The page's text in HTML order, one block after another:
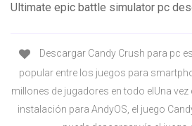
Ultimate epic battle simulator pc
Descargar Candy Crush para pc
popular entre los juegos para
millones de jugadores en todo elUna
instalación para AndyOS, el juego